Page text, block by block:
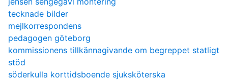
tecknade bilder
mejlkorrespondens
pedagogen göteborg
kommissionens tillkännagivande om begreppet statligt
stöd
söderkulla korttidsboende sjuksköterska